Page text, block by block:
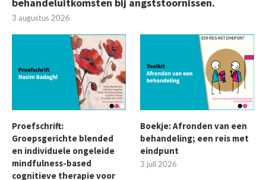
behandeluitkomsten bij angststoornissen.
3 augustus 2026
Proefschrift:
Groepsgerichte blended
en individuele ongeleide
mindfulness-based
cognitieve therapie voor
Boekje: Afronden van een
behandeling; een reis met
eindpunt
3 juli 2026